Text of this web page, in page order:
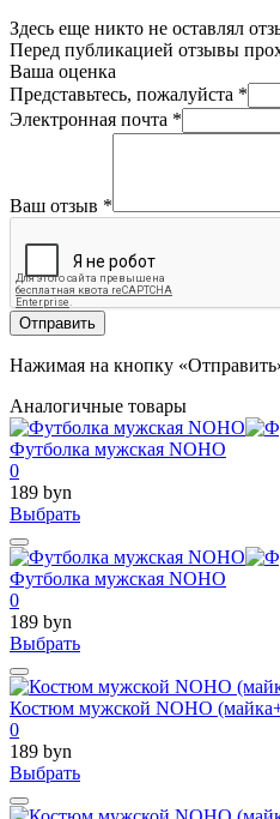
Здесь еще никто не оставлял
Перед публикацией отзывы
Ваша оценка
Представьтесь, пожалуйста *
Электронная почта *
Ваш отзыв *
Отправить
Нажимая на кнопку
Аналогичные товары
Футболка мужская NOHO
0
189 byn
Выбрать
Футболка мужская NOHO
0
189 byn
Выбрать
Костюм мужской NOHO
0
189 byn
Выбрать